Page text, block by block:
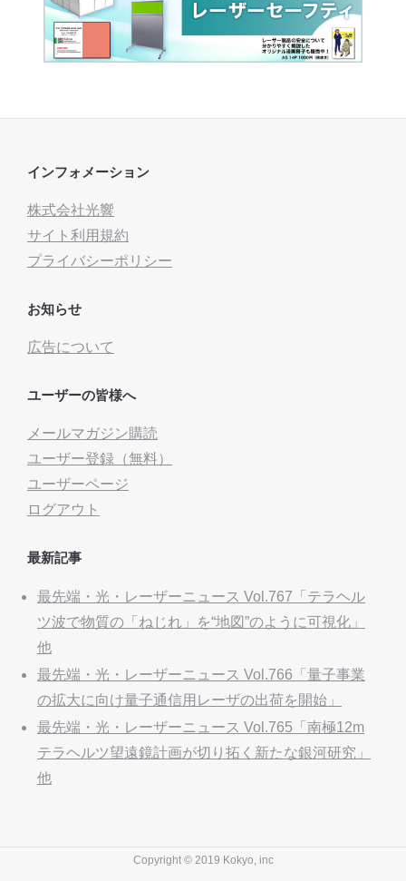
インフォメーション
株式会社光響
サイト利用規約
プライバシーポリシー
お知らせ
広告について
ユーザーの皆様へ
メールマガジン購読
ユーザー登録（無料）
ユーザーページ
ログアウト
最新記事
最先端・光・レーザーニュース Vol.767「テラヘル
ツ波で物質の「ねじれ」を“地図”のように可視化」
他
最先端・光・レーザーニュース Vol.766「量子事業
の拡大に向け量子通信用レーザの出荷を開始」
最先端・光・レーザーニュース Vol.765「南極12m
テラヘルツ望遠鏡計画が切り拓く新たな銀河研究」
他
Copyright © 2019 Kokyo, inc